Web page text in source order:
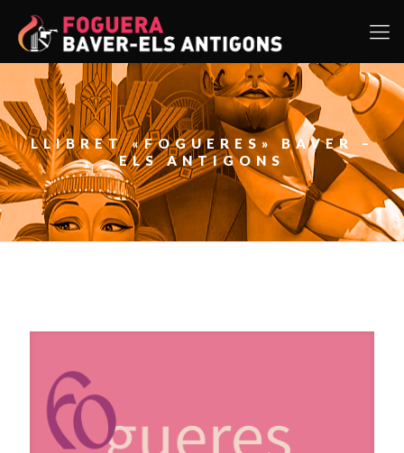
LLIBRET «FOGUERES» BAVER –
ELS ANTIGONS